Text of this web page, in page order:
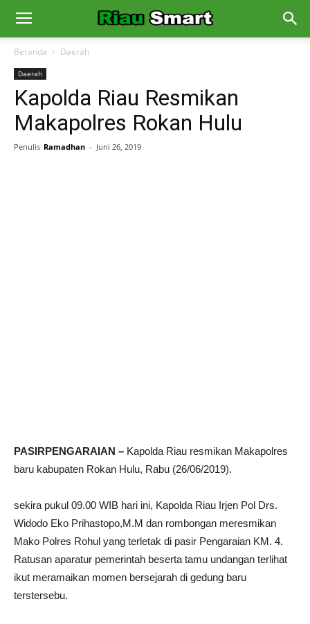
Beranda Daerah
Daerah
Kapolda Riau Resmikan
Makapolres Rokan Hulu
Penulis Ramadhan - Juni 26, 2019
PASIRPENGARAIAN – Kapolda Riau resmikan Makapolres
baru kabupaten Rokan Hulu, Rabu (26/06/2019).
sekira pukul 09.00 WIB hari ini, Kapolda Riau Irjen Pol Drs.
Widodo Eko Prihastopo,M.M dan rombongan meresmikan
Mako Polres Rohul yang terletak di pasir Pengaraian KM. 4.
Ratusan aparatur pemerintah beserta tamu undangan terlihat
ikut meramaikan momen bersejarah di gedung baru
terstersebu.